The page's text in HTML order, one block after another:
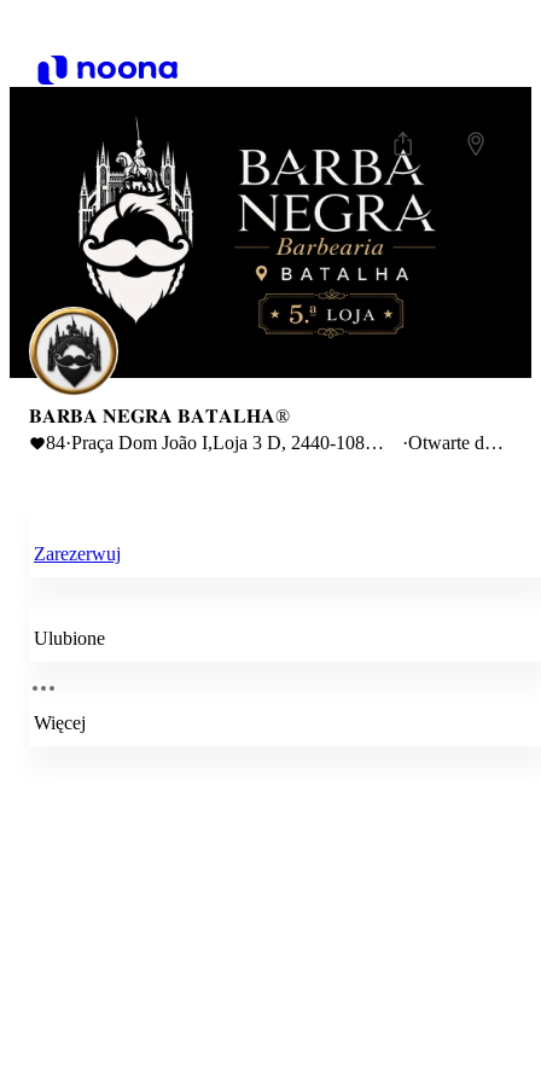
𝐁𝐀𝐑𝐁𝐀 𝐍𝐄𝐆𝐑𝐀 𝐁𝐀𝐓𝐀𝐋𝐇𝐀®
84·Praça Dom João I,Loja 3 D, 2440-108
·Otwarte do
Zarezerwuj
Ulubione
Więcej